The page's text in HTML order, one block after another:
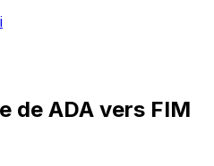
de ADA vers FIM